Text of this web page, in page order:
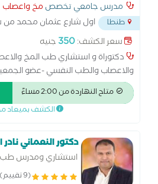
مدرس جامعي تخصص مخ واعصاب
طنطا اول شارع عثمان محمد من
سعر الكشف:350 جنيه
دكتوراة و استشاري طب المخ
والاعصاب والطب النفسي -عضو
الاعصاب وعضو الجمعية العالمية
اللاإرادية-مدرس بكلية طب طنطا
متاح النهاردة من 2:00 مساءً
الكشف بميعاد
دكتور النعماني نادر
استشاري ومدرس طب
والعمود الفقري
(9 تقييم)